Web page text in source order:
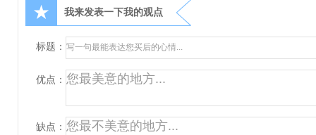
★ 我来发表一下我的观点
标题：
优点：
缺点：